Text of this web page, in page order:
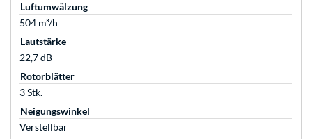
Luftumwälzung
504 m³/h
Lautstärke
22,7 dB
Rotorblätter
3 Stk.
Neigungswinkel
Verstellbar